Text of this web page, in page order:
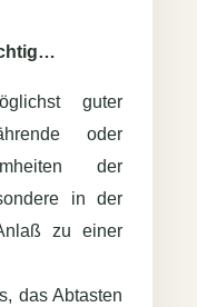
guter
oder
der
in der
zu einer
das Abtasten